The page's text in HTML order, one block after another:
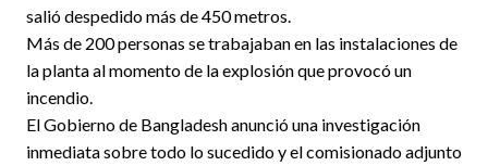
salió despedido más de 450 metros.
Más de 200 personas se trabajaban en las instalaciones de
la planta al momento de la explosión que provocó un
incendio.
El Gobierno de Bangladesh anunció una investigación
inmediata sobre todo lo sucedido y el comisionado adjunto